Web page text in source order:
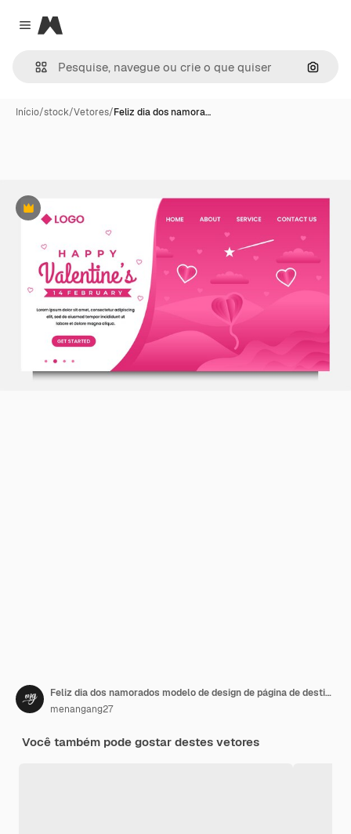
Close menu
Magnific
Início/stock/Vetores/Feliz dia dos namora…
Premium
Feliz dia dos namorados modelo de design de página de destino
menangang27
Você também pode gostar destes vetores